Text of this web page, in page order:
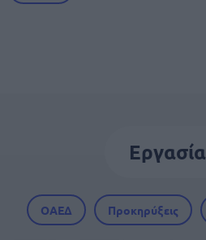
Εργασία
ΟΑΕΔ Προκηρύξεις